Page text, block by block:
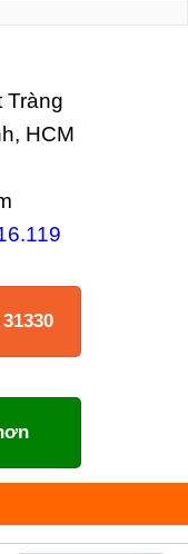
Tràng
HCM